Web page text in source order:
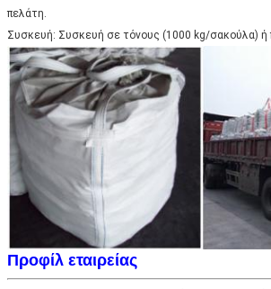
πελάτη.
Συσκευή: Συσκευή σε τόνους (1000 kg/σακούλα) ή
Προφίλ εταιρείας